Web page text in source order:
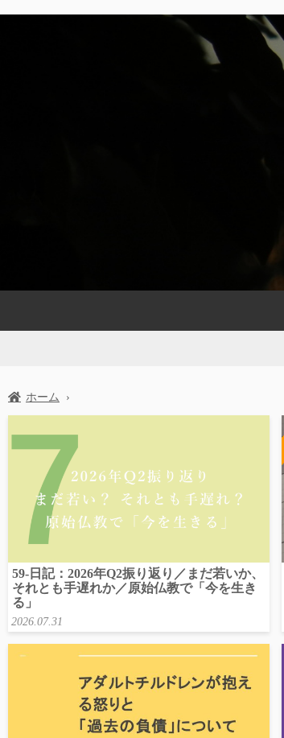
ホーム ›
59-日記：2026年Q2振り返り／まだ若いか、
それとも手遅れか／原始仏教で「今を生き
る」
2026.07.31